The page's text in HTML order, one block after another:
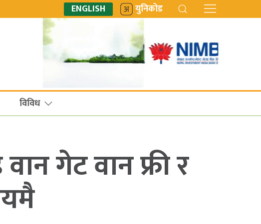
ENGLISH युनिकोड
विविध
गेट वान फ्री र